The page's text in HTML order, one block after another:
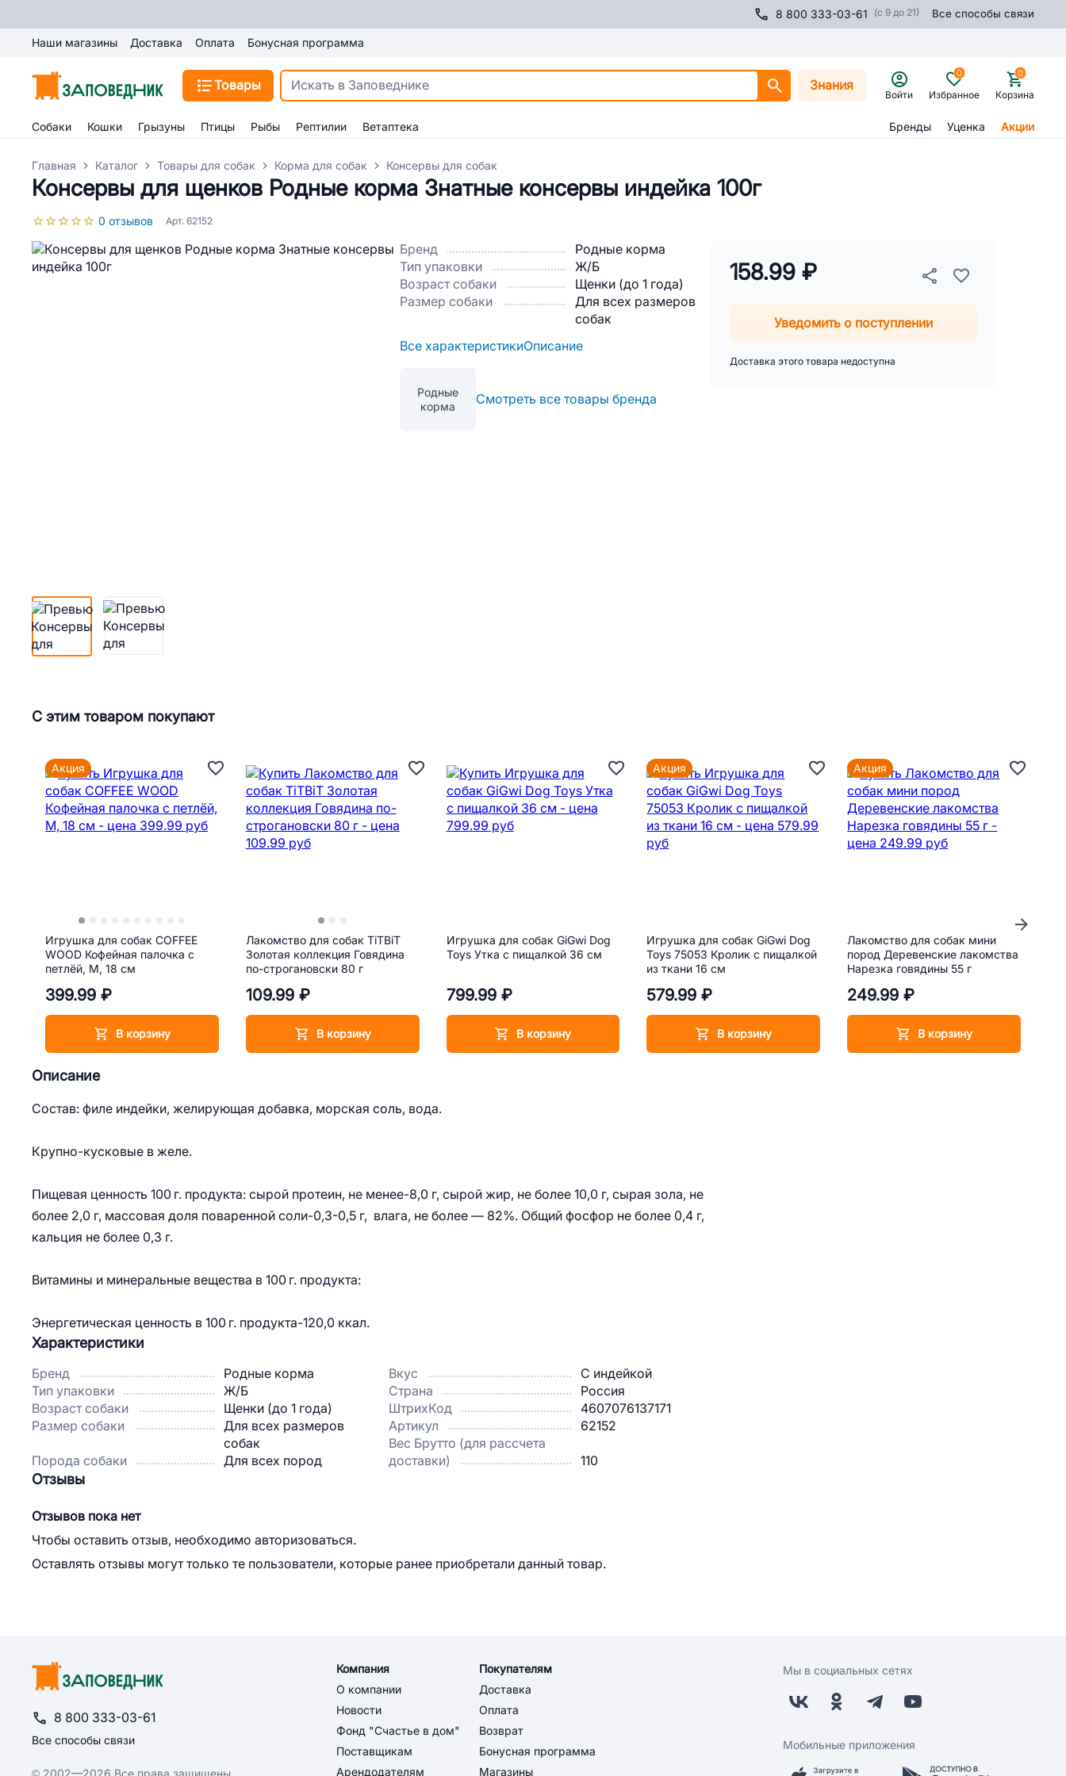
8 800 333-03-61 (с 9 до 21) Все способы связи
Наши магазины Доставка Оплата Бонусная программа
Товары Знания
Войти Избранное
0
Корзина
0
Собаки Кошки Грызуны Птицы Рыбы Рептилии Ветаптека Бренды Уценка Акции
Главная Каталог Товары для собак Корма для собак Консервы для собак
Консервы для щенков Родные корма Знатные консервы индейка 100г
0 отзывов Арт. 62152
Бренд
Родные корма
Тип упаковки
Ж/Б
Возраст собаки
Щенки (до 1 года)
Размер собаки
Для всех размеров
собак
Все характеристикиОписание
Родные
корма
Смотреть все товары бренда
158.99 ₽
Уведомить о поступлении
Доставка этого товара недоступна
Описание
Состав: филе индейки, желирующая добавка, морская соль, вода.
Крупно-кусковые в желе.
Пищевая ценность 100 г. продукта: сырой протеин, не менее-8,0 г, сырой жир, не более 10,0 г, сырая зола, не
более 2,0 г, массовая доля поваренной соли-0,3-0,5 г, влага, не более — 82%. Общий фосфор не более 0,4 г,
кальция не более 0,3 г.
Витамины и минеральные вещества в 100 г. продукта:
Энергетическая ценность в 100 г. продукта-120,0 ккал.
С этим товаром покупают
Игрушка для собак COFFEE
WOOD Кофейная палочка с
петлёй, M, 18 см
399.99 ₽
В корзину
Акция
Лакомство для собак TiTBiT
Золотая коллекция Говядина
по-строгановски 80 г
109.99 ₽
В корзину
Игрушка для собак GiGwi Dog
Toys Утка с пищалкой 36 см
799.99 ₽
В корзину
Игрушка для собак GiGwi Dog
Toys 75053 Кролик с пищалкой
из ткани 16 см
579.99 ₽
В корзину
Акция
Лакомство для собак мини
пород Деревенские лакомства
Нарезка говядины 55 г
249.99 ₽
В корзину
Акция
Характеристики
Бренд
Родные корма
Тип упаковки
Ж/Б
Возраст собаки
Щенки (до 1 года)
Размер собаки
Для всех размеров
собак
Порода собаки
Для всех пород
Вкус
С индейкой
Страна
Россия
ШтрихКод
4607076137171
Артикул
62152
Вес Брутто (для рассчета
доставки)
110
Отзывы
Отзывов пока нет
Чтобы оставить отзыв, необходимо авторизоваться.
Оставлять отзывы могут только те пользователи, которые ранее приобретали данный товар.
8 800 333-03-61
Все способы связи
Компания
О компании
Новости
Фонд "Счастье в дом"
Поставщикам
Арендодателям
Покупателям
Доставка
Оплата
Возврат
Бонусная программа
Магазины
Мы в социальных сетях
Мобильные приложения